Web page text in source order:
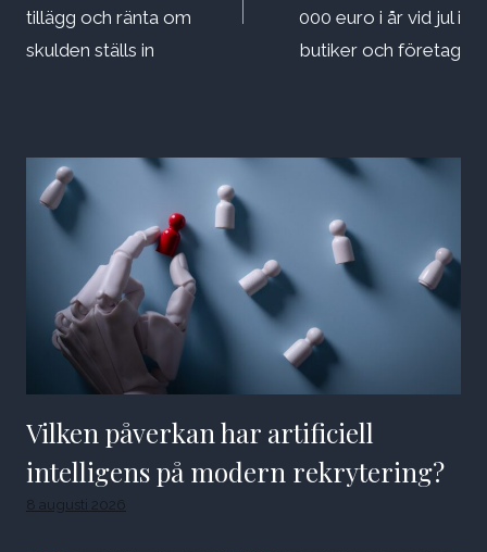
tillägg och ränta om
skulden ställs in
000 euro i år vid jul i
butiker och företag
Vilken påverkan har artificiell
intelligens på modern rekrytering?
8 augusti 2026